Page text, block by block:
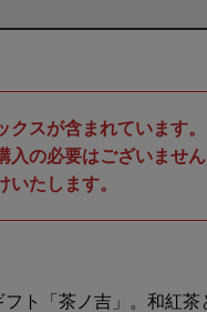
スが含まれています。
の必要はございません
たします。
ト「茶ノ吉」。和紅